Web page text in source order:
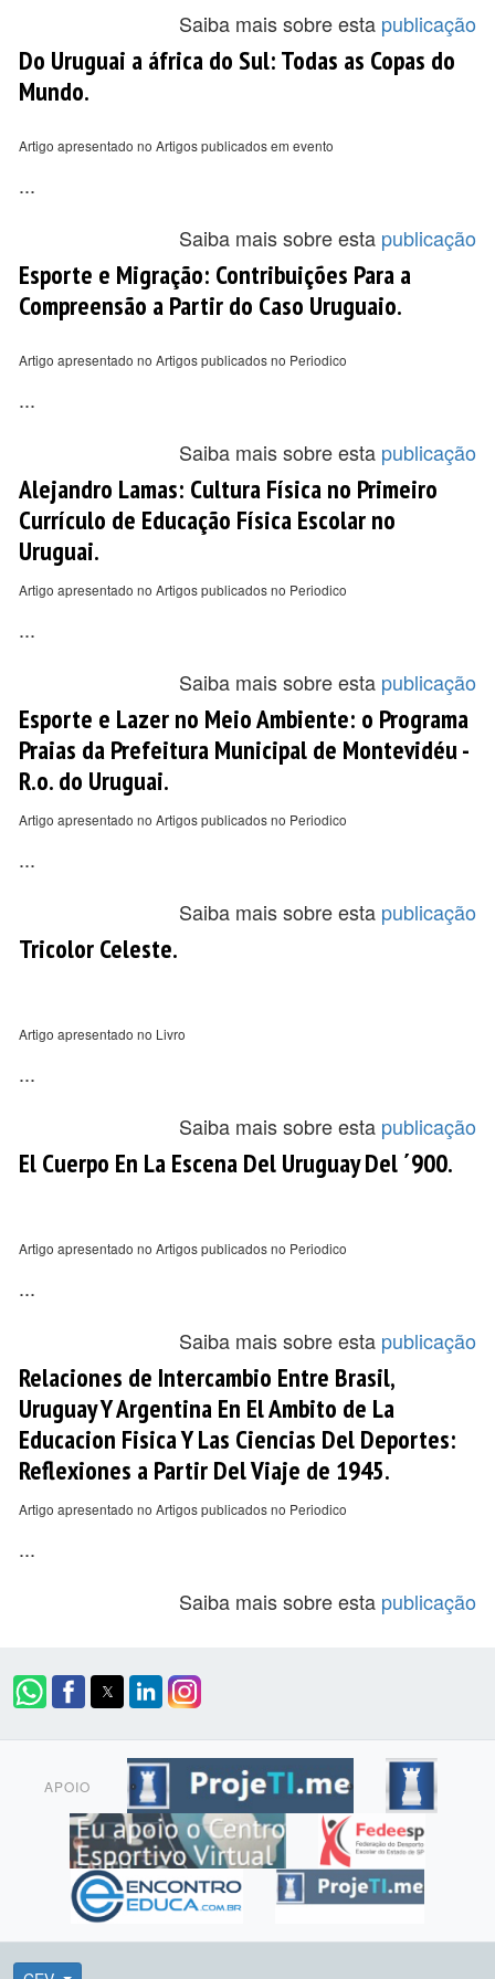
Saiba mais sobre esta publicação
Do Uruguai a áfrica do Sul: Todas as Copas do
Mundo.
Artigo apresentado no Artigos publicados em evento
...
Saiba mais sobre esta publicação
Esporte e Migração: Contribuições Para a
Compreensão a Partir do Caso Uruguaio.
Artigo apresentado no Artigos publicados no Periodico
...
Saiba mais sobre esta publicação
Alejandro Lamas: Cultura Física no Primeiro
Currículo de Educação Física Escolar no
Uruguai.
Artigo apresentado no Artigos publicados no Periodico
...
Saiba mais sobre esta publicação
Esporte e Lazer no Meio Ambiente: o Programa
Praias da Prefeitura Municipal de Montevidéu -
R.o. do Uruguai.
Artigo apresentado no Artigos publicados no Periodico
...
Saiba mais sobre esta publicação
Tricolor Celeste.
Artigo apresentado no Livro
...
Saiba mais sobre esta publicação
El Cuerpo En La Escena Del Uruguay Del ´900.
Artigo apresentado no Artigos publicados no Periodico
...
Saiba mais sobre esta publicação
Relaciones de Intercambio Entre Brasil,
Uruguay Y Argentina En El Ambito de La
Educacion Fisica Y Las Ciencias Del Deportes:
Reflexiones a Partir Del Viaje de 1945.
Artigo apresentado no Artigos publicados no Periodico
...
Saiba mais sobre esta publicação
APOIO